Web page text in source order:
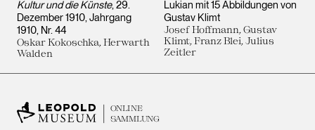
Kultur und die Künste, 29.
Dezember 1910, Jahrgang
1910, Nr. 44
Oskar Kokoschka, Herwarth
Walden
Lukian mit 15 Abbildungen von
Gustav Klimt
Josef Hoffmann, Gustav
Klimt, Franz Blei, Julius
Zeitler
ONLINE
SAMMLUNG